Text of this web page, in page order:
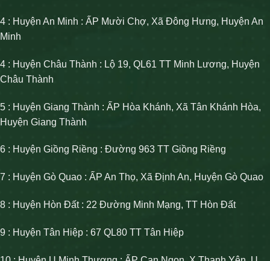
4 : Huyện An Minh : ẤP Mười Chợ, Xã Đông Hưng, Huyện An
Minh
4 : Huyện Châu Thành : Lộ 19, QL61 TT Minh Lương, Huyện
Châu Thành
5 : Huyện Giang Thành : ẤP Hòa Khánh, Xã Tân Khánh Hòa,
Huyện Giang Thành
6 : Huyện Giồng Riềng : Đường 963 TT Giồng Riềng
7 : Huyện Gò Quao : ẤP An Thọ, Xã Định An, Huyện Gò Quao
8 : Huyện Hòn Đất : 22 Đường Minh Mạng, TT Hòn Đất
9 : Huyện Tân Hiệp : 67 QL80 TT Tân Hiệp